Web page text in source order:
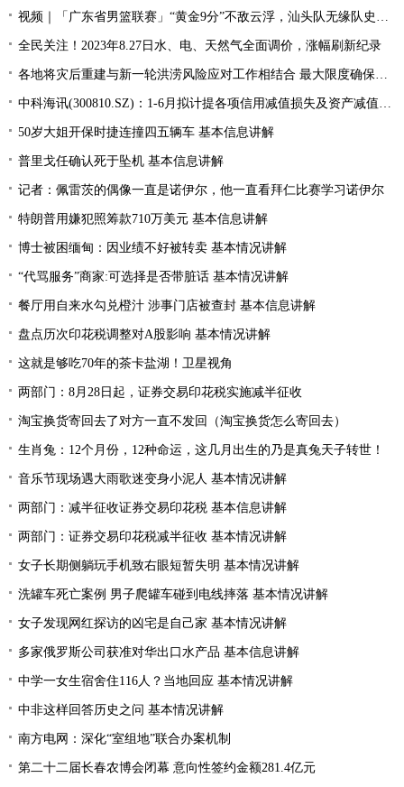
视频｜「广东省男篮联赛」“黄金9分”不敌云浮，汕头队无缘队史首个四强
全民关注！2023年8.27日水、电、天然气全面调价，涨幅刷新纪录
各地将灾后重建与新一轮洪涝风险应对工作相结合 最大限度确保群众生命财产安全
中科海讯(300810.SZ)：1-6月拟计提各项信用减值损失及资产减值准备5189.85万元
50岁大姐开保时捷连撞四五辆车 基本信息讲解
普里戈任确认死于坠机 基本信息讲解
记者：佩雷茨的偶像一直是诺伊尔，他一直看拜仁比赛学习诺伊尔
特朗普用嫌犯照筹款710万美元 基本信息讲解
博士被困缅甸：因业绩不好被转卖 基本情况讲解
“代骂服务”商家:可选择是否带脏话 基本情况讲解
餐厅用自来水勾兑橙汁 涉事门店被查封 基本信息讲解
盘点历次印花税调整对A股影响 基本情况讲解
这就是够吃70年的茶卡盐湖！卫星视角
两部门：8月28日起，证券交易印花税实施减半征收
淘宝换货寄回去了对方一直不发回（淘宝换货怎么寄回去）
生肖兔：12个月份，12种命运，这几月出生的乃是真兔天子转世！
音乐节现场遇大雨歌迷变身小泥人 基本情况讲解
两部门：减半征收证券交易印花税 基本信息讲解
两部门：证券交易印花税减半征收 基本情况讲解
女子长期侧躺玩手机致右眼短暂失明 基本情况讲解
洗罐车死亡案例 男子爬罐车碰到电线摔落 基本情况讲解
女子发现网红探访的凶宅是自己家 基本情况讲解
多家俄罗斯公司获准对华出口水产品 基本信息讲解
中学一女生宿舍住116人？当地回应 基本情况讲解
中非这样回答历史之问 基本情况讲解
南方电网：深化“室组地”联合办案机制
第二十二届长春农博会闭幕 意向性签约金额281.4亿元